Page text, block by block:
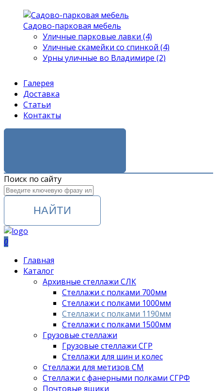
Садово-парковая мебель
Уличные парковые лавки (4)
Уличные скамейки со спинкой (4)
Урны уличные во Владимире (2)
Галерея
Доставка
Статьи
Контакты
Поиск по сайту
НАЙТИ
0
Главная
Каталог
Архивные стеллажи СЛК
Стеллажи с полками 700мм
Стеллажи с полками 1000мм
Стеллажи с полками 1190мм
Стеллажи с полками 1500мм
Грузовые стеллажи
Грузовые стеллажи СГР
Стеллажи для шин и колес
Стеллажи для метизов СМ
Стеллажи с фанерными полками СГРФ
Почтовые ящики